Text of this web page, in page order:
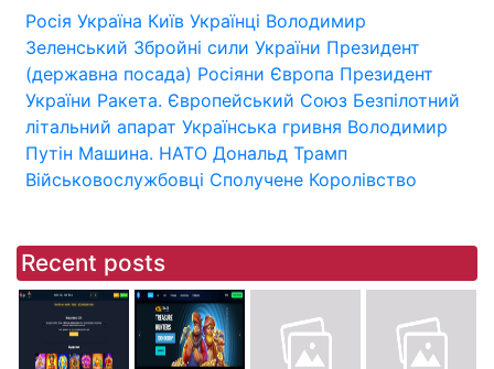
Росія Україна Київ Українці Володимир
Зеленський Збройні сили України Президент
(державна посада) Росіяни Європа Президент
України Ракета. Європейський Союз Безпілотний
літальний апарат Українська гривня Володимир
Путін Машина. НАТО Дональд Трамп
Військовослужбовці Сполучене Королівство
Recent posts